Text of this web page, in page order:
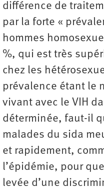
différence de
par la forte «
hommes
%, qui est très
chez les
prévalence étant le
vivant avec le VIH
déterminée, faut-il
malades du sida
et rapidement,
l’épidémie, pour
levée d’une